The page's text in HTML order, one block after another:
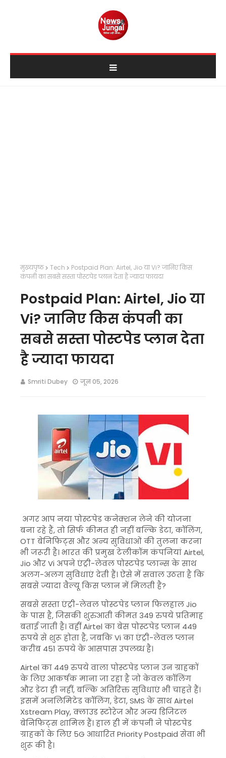
मुख्यपृष्ठ Tech
Postpaid Plan: Airtel, Jio या Vi? जानिए किस
कंपनी का सबसे सस्ता पोस्टपेड प्लान देता है ज्यादा फायदा
Postpaid Plan: Airtel, Jio या
Vi? जानिए किस कंपनी का
सबसे सस्ता पोस्टपेड प्लान देता
है ज्यादा फायदा
Smriti Dubey जून 05, 2026
अगर आप नया पोस्टपेड कनेक्शन लेने की योजना
बना रहे हैं, तो सिर्फ कीमत ही नहीं बल्कि डेटा, कॉलिंग,
OTT बेनिफिट्स और अन्य सुविधाओं की तुलना करना
भी जरूरी है। भारत की प्रमुख टेलीकॉम कंपनियां Airtel,
Jio और Vi अपने एंट्री-लेवल पोस्टपेड प्लान्स के साथ
अलग-अलग सुविधाएं देती हैं। ऐसे में सवाल उठता है कि
सबसे ज्यादा वैल्यू किस प्लान में मिलती है?
सबसे सस्ता एंट्री-लेवल पोस्टपेड प्लान फिलहाल Jio
के पास है, जिसकी शुरुआती कीमत 349 रुपये प्रतिमाह
बताई जाती है। वहीं Airtel का बेस पोस्टपेड प्लान 449
रुपये से शुरू होता है, जबकि Vi का एंट्री-लेवल प्लान
करीब 451 रुपये के आसपास उपलब्ध है।
Airtel का 449 रुपये वाला पोस्टपेड प्लान उन ग्राहकों
के लिए आकर्षक माना जा रहा है जो केवल कॉलिंग
और डेटा ही नहीं, बल्कि अतिरिक्त सुविधाएं भी चाहते हैं।
इसमें अनलिमिटेड कॉलिंग, डेटा, SMS के साथ Airtel
Xstream Play, क्लाउड स्टोरेज और अन्य डिजिटल
बेनिफिट्स शामिल हैं। हाल ही में कंपनी ने पोस्टपेड
ग्राहकों के लिए 5G आधारित Priority Postpaid सेवा भी
शुरू की है।